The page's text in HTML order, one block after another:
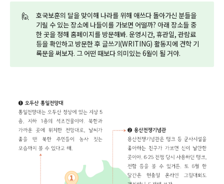
🙋
호국보훈의 달을 맞이해 나라를 위해 애쓰다 돌아가신 분들을
기릴 수 있는 장소에 나들이를 가보면 어떨까? 아래 장소들 중
한 곳을 정해 홈페이지를 방문해봐. 운영시간, 휴관일, 관람료
등을 확인하고 방문한 후 글쓰기(WRITING) 활동지에 견학 기
록문을 써보자. 그 어떤 때보다 의미있는 6월이 될 거야.